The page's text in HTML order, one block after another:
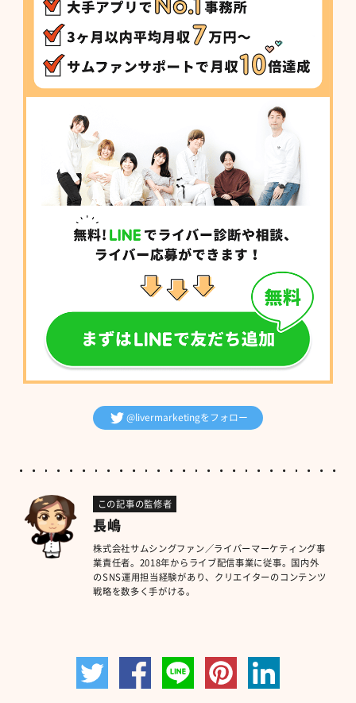
@livermarketingをフォロー
この記事の監修者
長嶋
株式会社サムシングファン／ライバーマーケティング事
業責任者。2018年からライブ配信事業に従事。国内外
のSNS運用担当経験があり、クリエイターのコンテンツ
戦略を数多く手がける。